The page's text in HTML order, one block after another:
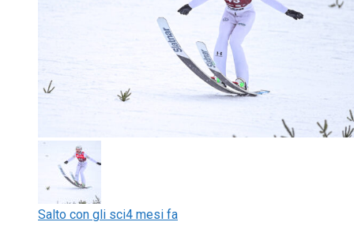
Salto con gli sci4 mesi fa